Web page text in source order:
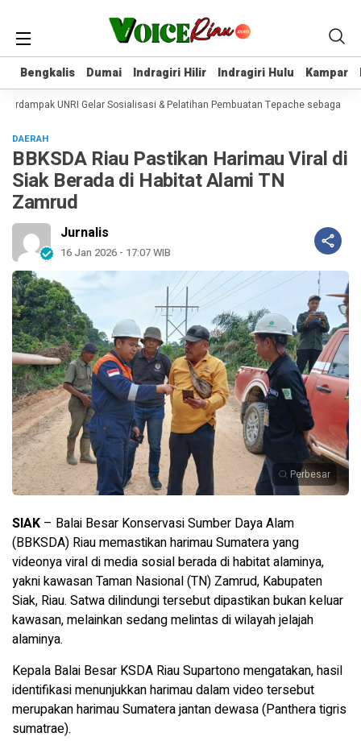
Bengkalis Dumai Indragiri Hilir Indragiri Hulu Kampar
Bengkalis Dumai Indragiri Hilir Indragiri Hulu Kampar
UNRI Gelar Sosialisasi & Pelatihan Pembuatan Tepache sebagai
DAERAH
BBKSDA Riau Pastikan Harimau Viral di
Siak Berada di Habitat Alami TN
Zamrud
Jurnalis
16 Jan 2026 - 17:07 WIB
Perbesar
SIAK – Balai Besar Konservasi Sumber Daya Alam
(BBKSDA) Riau memastikan harimau Sumatera yang
videonya viral di media sosial berada di habitat alaminya,
yakni kawasan Taman Nasional (TN) Zamrud, Kabupaten
Siak, Riau. Satwa dilindungi tersebut dipastikan bukan keluar
kawasan, melainkan sedang melintas di wilayah jelajah
alaminya.
Kepala Balai Besar KSDA Riau Supartono mengatakan, hasil
identifikasi menunjukkan harimau dalam video tersebut
merupakan harimau Sumatera jantan dewasa (Panthera tigris
sumatrae).